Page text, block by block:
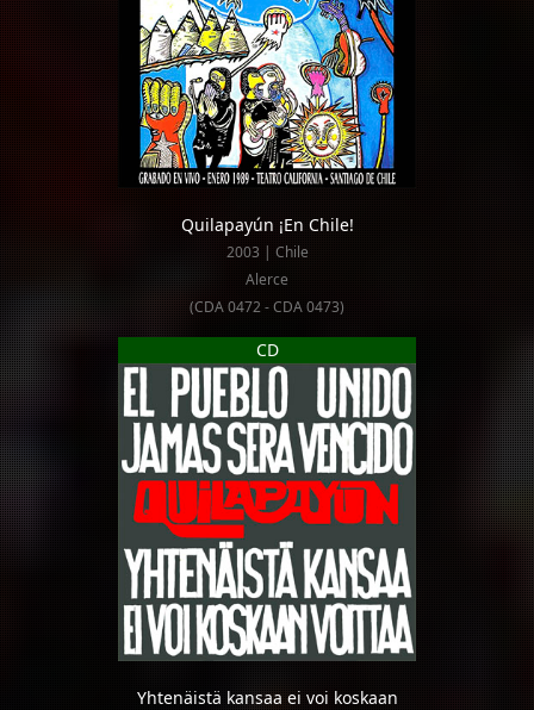
Quilapayún ¡En Chile!
2003 | Chile
Alerce
(CDA 0472 - CDA 0473)
CD
Yhtenäistä kansaa ei voi koskaan